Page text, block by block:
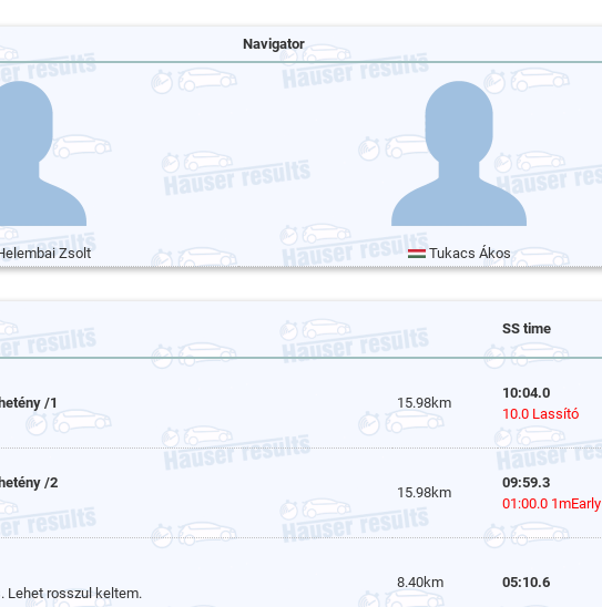
Navigator
Zsolt Tukacs Ákos
SS time
/1 15.98km
10:04.0
10.0 Lassító
/2
15.98km
09:59.3
01:00.0 1mEarly
Lehet rosszul keltem.
8.40km 05:10.6